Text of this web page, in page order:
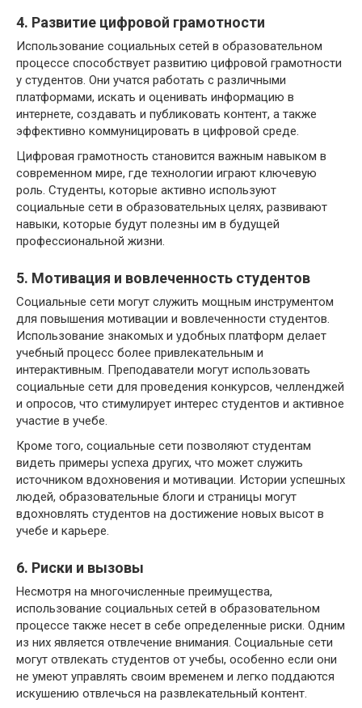
4. Развитие цифровой грамотности
Использование социальных сетей в образовательном
процессе способствует развитию цифровой грамотности
у студентов. Они учатся работать с различными
платформами, искать и оценивать информацию в
интернете, создавать и публиковать контент, а также
эффективно коммуницировать в цифровой среде.
Цифровая грамотность становится важным навыком в
современном мире, где технологии играют ключевую
роль. Студенты, которые активно используют
социальные сети в образовательных целях, развивают
навыки, которые будут полезны им в будущей
профессиональной жизни.
5. Мотивация и вовлеченность студентов
Социальные сети могут служить мощным инструментом
для повышения мотивации и вовлеченности студентов.
Использование знакомых и удобных платформ делает
учебный процесс более привлекательным и
интерактивным. Преподаватели могут использовать
социальные сети для проведения конкурсов, челленджей
и опросов, что стимулирует интерес студентов и активное
участие в учебе.
Кроме того, социальные сети позволяют студентам
видеть примеры успеха других, что может служить
источником вдохновения и мотивации. Истории успешных
людей, образовательные блоги и страницы могут
вдохновлять студентов на достижение новых высот в
учебе и карьере.
6. Риски и вызовы
Несмотря на многочисленные преимущества,
использование социальных сетей в образовательном
процессе также несет в себе определенные риски. Одним
из них является отвлечение внимания. Социальные сети
могут отвлекать студентов от учебы, особенно если они
не умеют управлять своим временем и легко поддаются
искушению отвлечься на развлекательный контент.